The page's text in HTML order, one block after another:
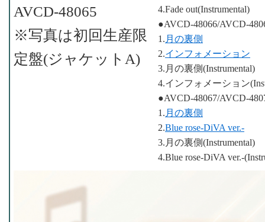
4.Fade out(Instrumental)
●AVCD-48066/AVCD-
1. 月の裏側
2.インフォメーション
3.月の裏側(Instrumental)
4.インフォメーション
●AVCD-48067/AVCD-
1. 月の裏側
2.Blue rose-DiVA ver.-
3.月の裏側(Instrumental)
4.Blue rose-DiVA ver.-
AVCD-48065
※写真は初回生産限
定盤(ジャケットA)